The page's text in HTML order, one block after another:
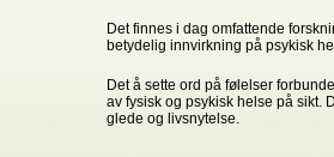
Det finnes i dag omfattende
betydelig innvirkning på psykisk
Det å sette ord på følelser
av fysisk og psykisk helse på sikt.
glede og livsnytelse.